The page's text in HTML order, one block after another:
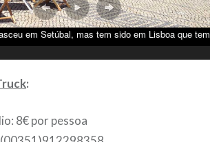
em Setúbal, mas tem sido em Lisboa que tem
:
8€ por pessoa